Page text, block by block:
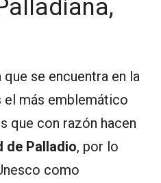
se encuentra en la
el más emblemático
que con razón hacen
de Palladio, por lo
como